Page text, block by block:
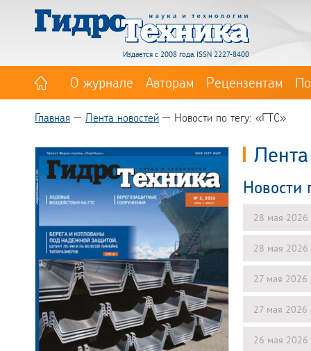
Издается с 2008 года. ISSN 2227-8400
О журнале Авторам Рецензентам
Главная Лента новостей Новости по тегу: «ГТС»
Новости
28 мая 2026
28 мая 2026
27 мая 2026
27 мая 2026
26 мая 2026